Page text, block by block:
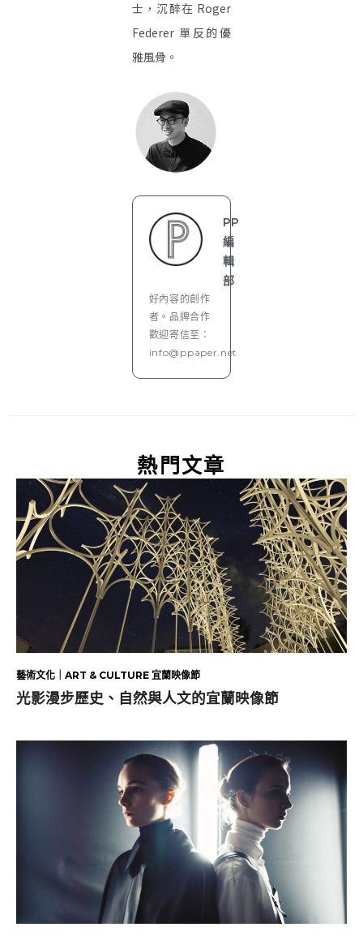
士，沉醉在 Roger
Federer 單反的優
雅風骨。
PP
編
輯
部
好內容的創作
者。品牌合作
歡迎寄信至：
info@ppaper.net
熱門文章
藝術文化｜ART & CULTURE 宜蘭映像節
光影漫步歷史、自然與人文的宜蘭映像節